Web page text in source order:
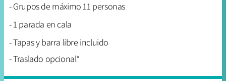
- Grupos de máximo 11 personas
- 1 parada en cala
- Tapas y barra libre incluido
- Traslado opcional*